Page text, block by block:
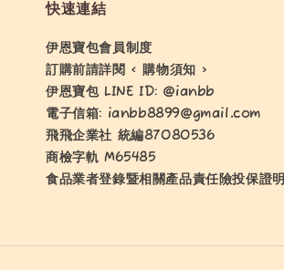
快速連結
伊恩寶包會員制度
訂購前請詳閱 < 購物須知 >
伊恩寶包 LINE ID: @ianbb
電子信箱: ianbb8899@gmail.com
飛飛企業社 統編87080536
商檢字軌 M65485
食品業者登錄暨相關產品責任險投保證明